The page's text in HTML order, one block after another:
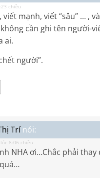
chiều
mạnh, viết “sâu” … ,
cần ghi tên người-
ai.
người”.
Trí nói:
8:06 chiều
NHA ơi…Chắc phải thay